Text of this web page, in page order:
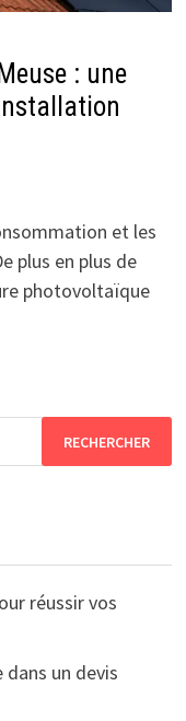
: une
et les
plus en plus de
photovoltaïque
réussir vos
un devis